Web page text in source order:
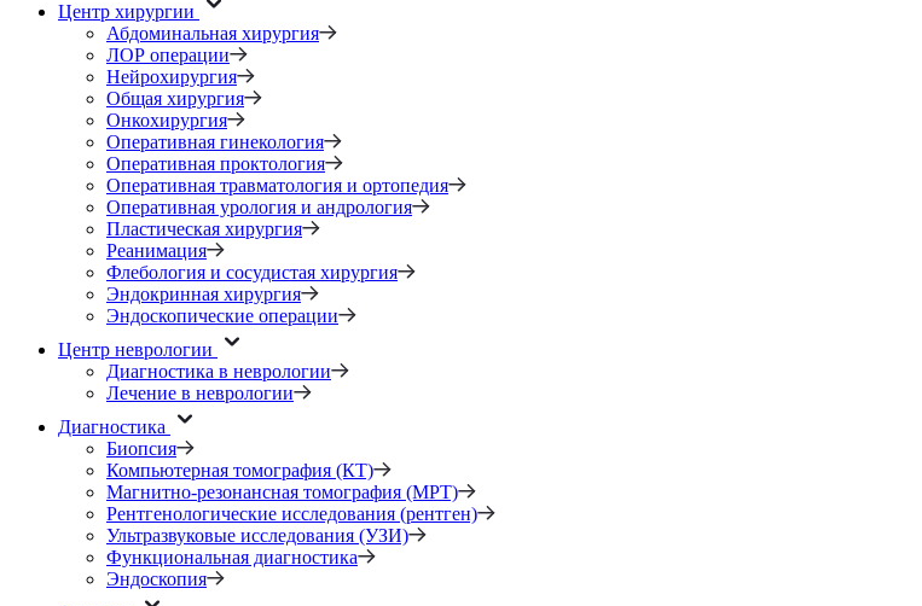
Центр хирургии
Абдоминальная хирургия
ЛОР операции
Нейрохирургия
Общая хирургия
Онкохирургия
Оперативная гинекология
Оперативная проктология
Оперативная травматология и ортопедия
Оперативная урология и андрология
Пластическая хирургия
Реанимация
Флебология и сосудистая хирургия
Эндокринная хирургия
Эндоскопические операции
Центр неврологии
Диагностика в неврологии
Лечение в неврологии
Диагностика
Биопсия
Компьютерная томография (КТ)
Магнитно-резонансная томография (МРТ)
Рентгенологические исследования (рентген)
Ультразвуковые исследования (УЗИ)
Функциональная диагностика
Эндоскопия